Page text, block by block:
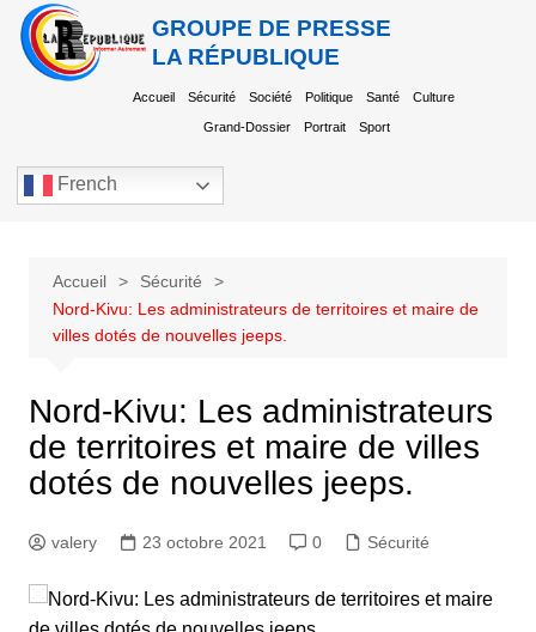
GROUPE DE PRESSE
LA RÉPUBLIQUE
Accueil Sécurité Société Politique Santé Culture
Grand-Dossier Portrait Sport
French
Accueil
Sécurité
Nord-Kivu: Les administrateurs de territoires et maire de
villes dotés de nouvelles jeeps.
Nord-Kivu: Les administrateurs
de territoires et maire de villes
dotés de nouvelles jeeps.
valery 23 octobre 2021 0 Sécurité